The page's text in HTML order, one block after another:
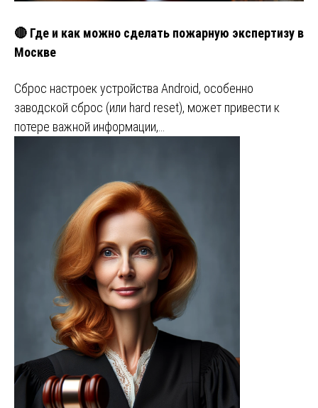
🔴 Где и как можно сделать пожарную экспертизу в
Москве
Сброс настроек устройства Android, особенно
заводской сброс (или hard reset), может привести к
потере важной информации,…